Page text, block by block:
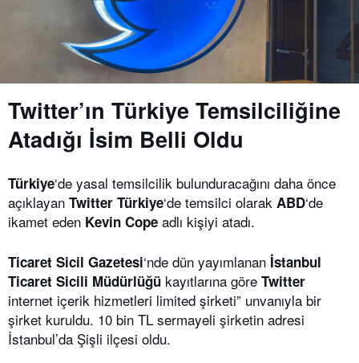
Twitter’ın Türkiye Temsilciliğine
Atadığı İsim Belli Oldu
Türkiye‘de yasal temsilcilik bulunduracağını daha önce
açıklayan Twitter Türkiye‘de temsilci olarak ABD‘de
ikamet eden Kevin Cope adlı kişiyi atadı.
Ticaret Sicil Gazetesi‘nde dün yayımlanan İstanbul
Ticaret Sicili Müdürlüğü kayıtlarına göre Twitter
internet içerik hizmetleri limited şirketi” unvanıyla bir
şirket kuruldu. 10 bin TL sermayeli şirketin adresi
İstanbul’da Şişli ilçesi oldu.